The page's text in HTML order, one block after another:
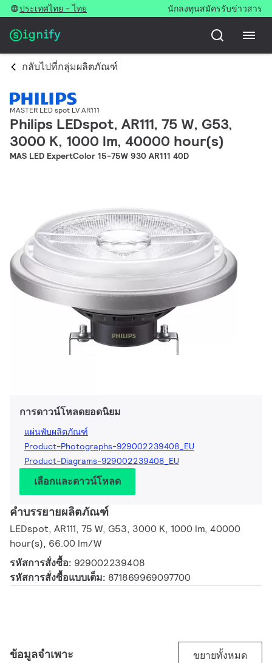
ประเทศไทย - ไทย นักลงทุนสมัครรับข่าวสาร
กลับไปที่กลุ่มผลิตภัณฑ์
MASTER LED spot LV AR111
Philips LEDspot, AR111, 75 W, G53,
3000 K, 1000 lm, 40000 hour(s)
MAS LED ExpertColor 15-75W 930 AR111 40D
การดาวน์โหลดยอดนิยม
แผ่นพับผลิตภัณฑ์
Product-Photographs-929002239408_EU
Product-Diagrams-929002239408_EU
เลือกและดาวน์โหลด
คำบรรยายผลิตภัณฑ์
LEDspot, AR111, 75 W, G53, 3000 K, 1000 lm, 40000
hour(s), 66.00 lm/W
รหัสการสั่งซื้อ: 929002239408
รหัสการสั่งซื้อแบบเต็ม: 871869969097700
ข้อมูลจำเพาะ ขยายทั้งหมด